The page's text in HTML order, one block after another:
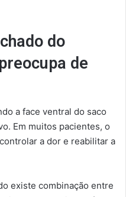
do
de
a face ventral do saco
Em muitos pacientes, o
a dor e reabilitar a
existe combinação entre